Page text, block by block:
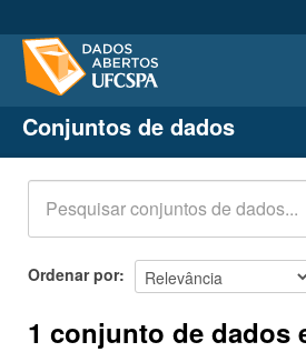
Conjuntos de dados
Organizações
Grupos
Sobre
Conjuntos de dados
Ordenar por
1 conjunto de dados